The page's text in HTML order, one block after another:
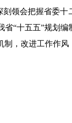
刻领会把握省委
“十五五”规划
，改进工作作